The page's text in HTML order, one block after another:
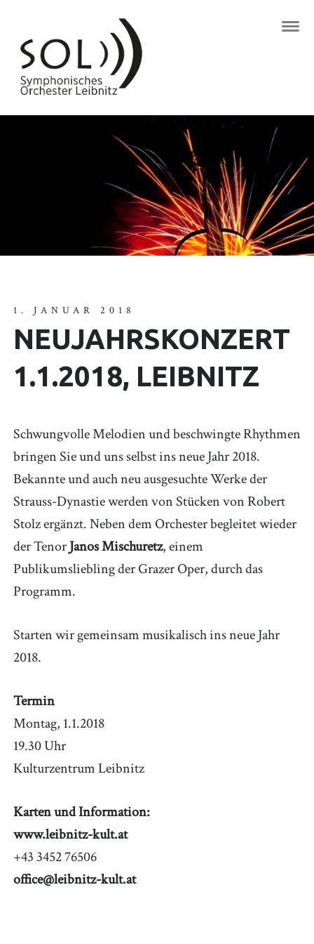
1. JANUAR 2018
NEUJAHRSKONZERT
1.1.2018, LEIBNITZ
Schwungvolle Melodien und beschwingte Rhythmen
bringen Sie und uns selbst ins neue Jahr 2018.
Bekannte und auch neu ausgesuchte Werke der
Strauss-Dynastie werden von Stücken von Robert
Stolz ergänzt. Neben dem Orchester begleitet wieder
der TenorJanos Mischuretz, einem
Publikumsliebling der Grazer Oper, durch das
Programm.
Starten wir gemeinsam musikalisch ins neue Jahr
2018.
Termin
Montag, 1.1.2018
19.30 Uhr
Kulturzentrum Leibnitz
Karten und Information:
www.leibnitz-kult.at
+43 3452 76506
office@leibnitz-kult.at